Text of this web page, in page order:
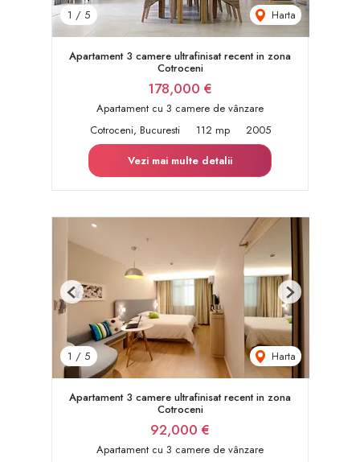
1 / 5 Harta
Apartament 3 camere ultrafinisat recent in zona
Cotroceni
178,000 €
Apartament cu 3 camere de vânzare
Cotroceni, Bucuresti
112 mp
2005
Vezi mai multe detalii
1 / 5 Harta
Previous Next
Apartament 3 camere ultrafinisat recent in zona
Cotroceni
92,000 €
Apartament cu 3 camere de vânzare